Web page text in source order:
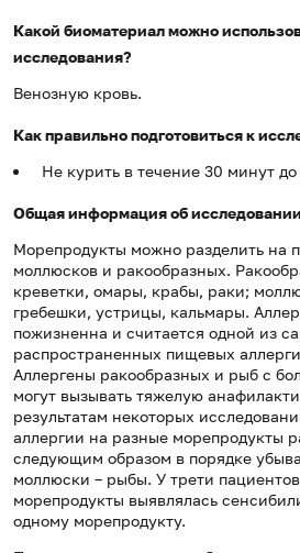
Какой биоматериал можно
исследования?
Венозную кровь.
Как правильно подготовиться к
Не курить в течение 30 минут
Общая информация об исследовании
Морепродукты можно разделить на
моллюсков и ракообразных.
креветки, омары, крабы, раки;
гребешки, устрицы, кальмары.
пожизненна и считается одной из
распространенных пищевых
Аллергены ракообразных и рыб с
могут вызывать тяжелую
результатам некоторых
аллергии на разные морепродукты
следующим образом в порядке
моллюски – рыбы. У трети
морепродукты выявлялась
одному морепродукту.